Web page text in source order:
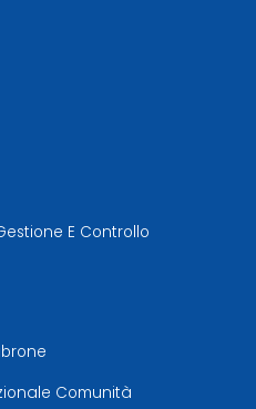
E Controllo
Comunità